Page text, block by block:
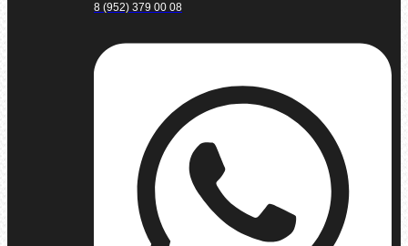
8 (952) 379 00 08